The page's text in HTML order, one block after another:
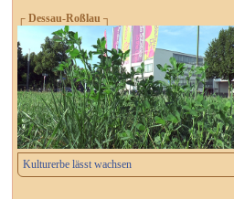
┌ Dessau-Roßlau ┐
Kulturerbe lässt wachsen